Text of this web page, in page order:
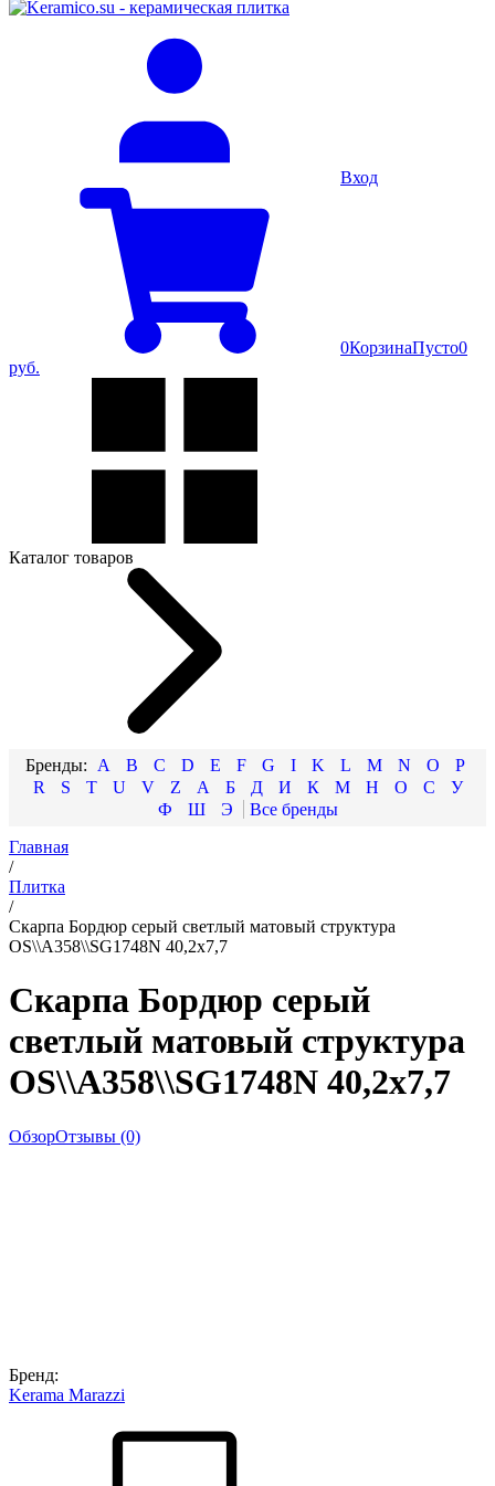
Вход
0КорзинаПусто0
руб.
Каталог товаров
A B C D E F G I K L M N O
P
R
S T U V Z А Б Д И К М Н О С
У
Ф
Ш
Э
Главная
/
Плитка
/
Скарпа Бордюр серый светлый матовый структура
OS\\A358\\SG1748N 40,2x7,7
Скарпа Бордюр серый
светлый матовый структура
OS\\A358\\SG1748N 40,2x7,7
ОбзорОтзывы (0)
Бренд:
Kerama Marazzi